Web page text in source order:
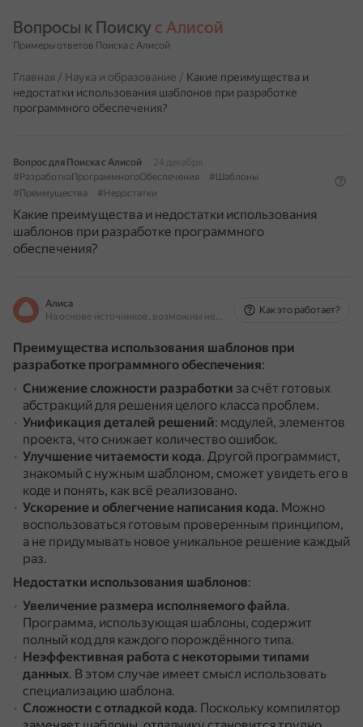
Вопросы к Поиску с Алисой
Примеры ответов Поиска с Алисой
Главная / Наука и образование / Какие преимущества и
недостатки использования шаблонов при разработке
программного обеспечения?
Вопрос для Поиска с Алисой
24 декабря
#РазработкаПрограммногоОбеспечения
#Шаблоны
#Преимущества
#Недостатки
Какие преимущества и недостатки использования
шаблонов при разработке программного
обеспечения?
Алиса
На основе источников, возможны неточности
Как это работает?
Преимущества использования шаблонов при
разработке программного обеспечения:
Снижение сложности разработки за счёт готовых
абстракций для решения целого класса проблем.
Унификация деталей решений: модулей, элементов
проекта, что снижает количество ошибок.
Улучшение читаемости кода. Другой программист,
знакомый с нужным шаблоном, сможет увидеть его в
коде и понять, как всё реализовано.
Ускорение и облегчение написания кода. Можно
воспользоваться готовым проверенным принципом,
а не придумывать новое уникальное решение каждый
раз.
Недостатки использования шаблонов:
Увеличение размера исполняемого файла.
Программа, использующая шаблоны, содержит
полный код для каждого порождённого типа.
Неэффективная работа с некоторыми типами
данных. В этом случае имеет смысл использовать
специализацию шаблона.
Сложности с отладкой кода. Поскольку компилятор